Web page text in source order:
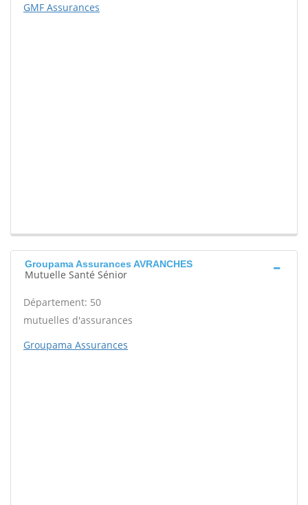
GMF Assurances
Groupama Assurances AVRANCHES
Mutuelle Santé Sénior
Département: 50
mutuelles d'assurances
Groupama Assurances